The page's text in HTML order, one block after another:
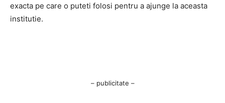
exacta pe care o puteti folosi pentru a ajunge la aceasta
institutie.
– publicitate –